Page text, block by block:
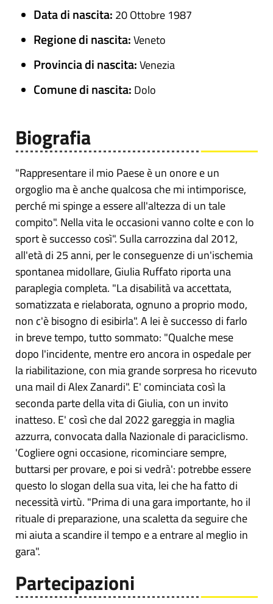
Data di nascita: 20 Ottobre 1987
Regione di nascita:Veneto
Provincia di nascita:Venezia
Comune di nascita: Dolo
Biografia
"Rappresentare il mio Paese è un onore e un
orgoglio ma è anche qualcosa che mi intimporisce,
perché mi spinge a essere all'altezza di un tale
compito". Nella vita le occasioni vanno colte e con lo
sport è successo così". Sulla carrozzina dal 2012,
all'età di 25 anni, per le conseguenze di un'ischemia
spontanea midollare, Giulia Ruffato riporta una
paraplegia completa. "La disabilità va accettata,
somatizzata e rielaborata, ognuno a proprio modo,
non c'è bisogno di esibirla". A lei è successo di farlo
in breve tempo, tutto sommato: "Qualche mese
dopo l'incidente, mentre ero ancora in ospedale per
la riabilitazione, con mia grande sorpresa ho ricevuto
una mail di Alex Zanardi". E' cominciata così la
seconda parte della vita di Giulia, con un invito
inatteso. E' così che dal 2022 gareggia in maglia
azzurra, convocata dalla Nazionale di paraciclismo.
'Cogliere ogni occasione, ricominciare sempre,
buttarsi per provare, e poi si vedrà': potrebbe essere
questo lo slogan della sua vita, lei che ha fatto di
necessità virtù. "Prima di una gara importante, ho il
rituale di preparazione, una scaletta da seguire che
mi aiuta a scandire il tempo e a entrare al meglio in
gara".
Partecipazioni